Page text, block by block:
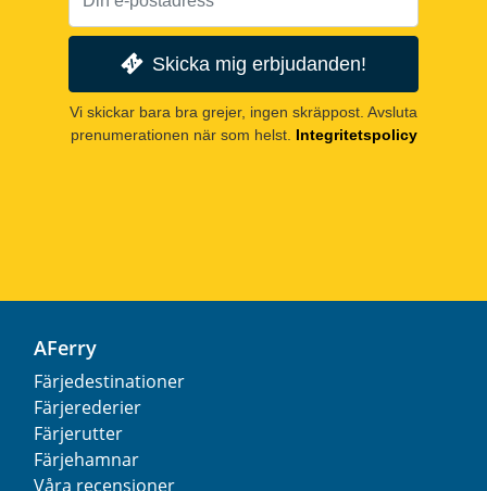
Skicka mig erbjudanden!
Vi skickar bara bra grejer, ingen skräppost. Avsluta
prenumerationen när som helst. Integritetspolicy
AFerry
Färjedestinationer
Färjerederier
Färjerutter
Färjehamnar
Våra recensioner